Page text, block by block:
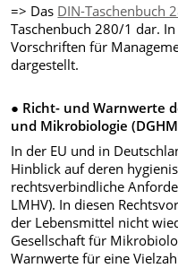
=> Das DIN-Taschenbuch
Taschenbuch 280/1 dar.
Vorschriften für
dargestellt.
● Richt- und Warnwerte
und Mikrobiologie
In der EU und in
Hinblick auf deren
rechtsverbindliche
LMHV). In diesen
der Lebensmittel nicht
Gesellschaft für
Warnwerte für eine